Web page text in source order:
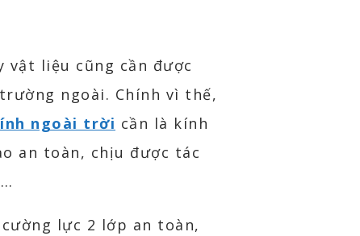
liệu cũng cần được
ngoài. Chính vì thế,
ngoài trời cần là kính
an toàn, chịu được tác
lực 2 lớp an toàn,